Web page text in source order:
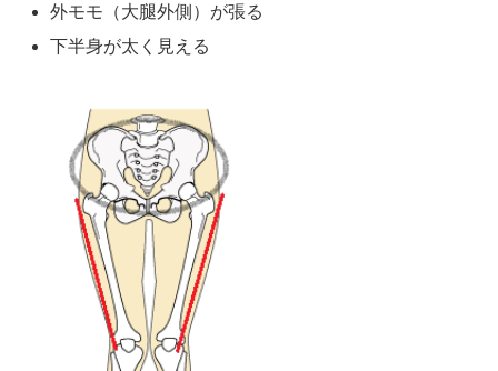
外モモ（大腿外側）が張る
下半身が太く見える